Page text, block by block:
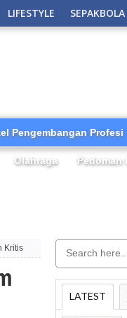
LIFESTYLE SEPAKBOLA
Pengembangan Profesi
Olahraga Pedoman
Kritis
LATEST